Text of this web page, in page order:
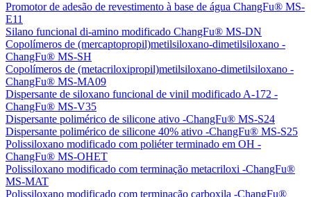
Promotor de adesão de revestimento à base de água ChangFu® MS-
E11
Silano funcional di-amino modificado ChangFu® MS-DN
Copolímeros de (mercaptopropil)metilsiloxano-dimetilsiloxano -
ChangFu® MS-SH
Copolímeros de (metacriloxipropil)metilsiloxano-dimetilsiloxano -
ChangFu® MS-MA09
Dispersante de siloxano funcional de vinil modificado A-172 -
ChangFu® MS-V35
Dispersante polimérico de silicone ativo -ChangFu® MS-S24
Dispersante polimérico de silicone 40% ativo -ChangFu® MS-S25
Polissiloxano modificado com poliéter terminado em OH -
ChangFu® MS-OHET
Polissiloxano modificado com terminação metacriloxi -ChangFu®
MS-MAT
Polissiloxano modificado com terminação carboxila -ChangFu®